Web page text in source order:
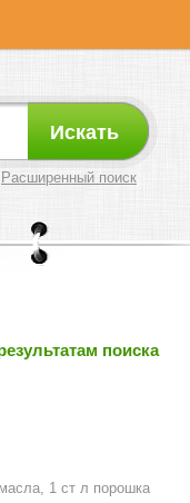
Искать
Расширенный поиск
поиска
1 ст л порошка